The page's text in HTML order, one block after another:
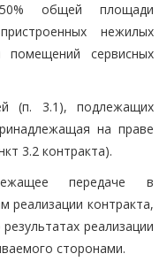
50% общей площади
нежилых
сервисных
(п. 3.1), подлежащих
на праве
3.2 контракта).
передаче в
реализации контракта,
реализации
сторонами.